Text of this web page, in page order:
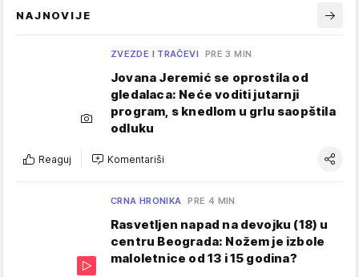
NAJNOVIJE
ZVEZDE I TRAČEVI PRE 3 MIN
Jovana Jeremić se oprostila od
gledalaca: Neće voditi jutarnji
program, s knedlom u grlu saopštila
odluku
Reaguj Komentariši
CRNA HRONIKA PRE 4 MIN
Rasvetljen napad na devojku (18) u
centru Beograda: Nožem je izbole
maloletnice od 13 i 15 godina?